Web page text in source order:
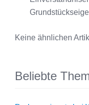
Keine ähnlichen
Beliebte